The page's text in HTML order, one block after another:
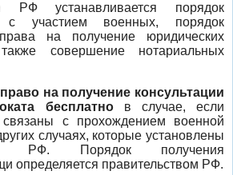
РФ устанавливается порядок
с участием военных, порядок
на получение юридических
совершение нотариальных
на получение консультации
бесплатнов случае, если
с прохождением военной
случаях, которые установлены
РФ. Порядок получения
определяется правительством РФ.